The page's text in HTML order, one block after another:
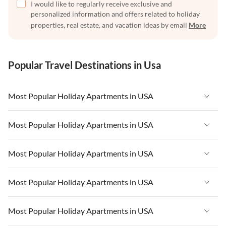
I would like to regularly receive exclusive and
personalized information and offers related to holiday
properties, real estate, and vacation ideas by email More
Popular Travel Destinations in Usa
Most Popular Holiday Apartments in USA
Vacation Apartments in USA
Vacation Apartments in Florida
Vacation Apartments in Cape Coral
Vacation Apartments in California
Vacation Apartments in Hawaii
Most Popular Holiday Apartments in USA
Vacation Apartments in USA
Vacation Apartments in Florida
Vacation Apartments in Cape Coral
Vacation Apartments in California
Most Popular Holiday Apartments in USA
Vacation Apartments in USA
Vacation Apartments in Florida
Vacation Apartments in Cape Coral
Most Popular Holiday Apartments in USA
Vacation Apartments in USA
Most Popular Holiday Apartments in USA